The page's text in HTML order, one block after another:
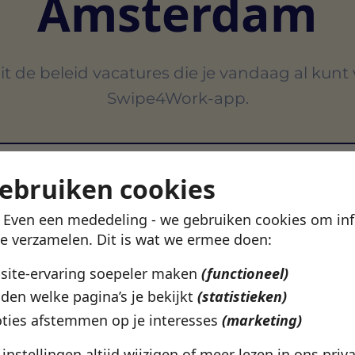
cookies
Even een mededeling - we gebruiken cookies om
verzamelen. Dit is wat we ermee doen:
ervaring soepeler maken (functioneel)
welke pagina’s je bekijkt (statistieken)
afstemmen op je interesses (marketing)
de beleid vacatures die je vandaag al
Swipe4Work-app.
DOOR 500+ WERKGEVERS IN